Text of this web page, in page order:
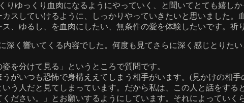
りゆっくり血肉になるようにやっていく、と聞いてとても嬉し
スしていけるように、しっかりやっていきたいと思いました。
、ゆるし、を血肉にしたい、無条件の愛を体験したいです。祈
深く響いてくる内容でした。何度も見てさらに深く感じとりた
を分けて見る」というところで質問です。
がいつも恐怖で身構ええてしまう相手がいます。(見かけの相
う人だと見てしまっています。だから私は、この人と話をする
ださい。」とお願いするようにしています。それによってい